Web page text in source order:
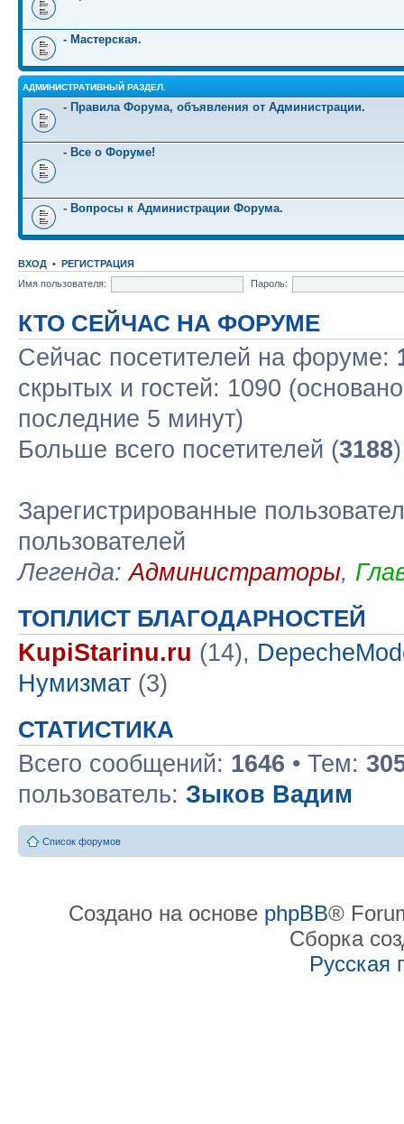
- Мастерская.
АДМИНИСТРАТИВНЫЙ РАЗДЕЛ.
- Правила Форума, объявления от Администрации.
- Все о Форуме!
- Вопросы к Администрации Форума.
ВХОД • РЕГИСТРАЦИЯ
Имя пользователя:
Пароль:
КТО СЕЙЧАС НА ФОРУМЕ
Сейчас посетителей на форуме:
скрытых и гостей: 1090
последние 5 минут)
Больше всего посетителей (3188
Зарегистрированные
пользователей
Легенда:Администраторы,
ТОПЛИСТ БЛАГОДАРНОСТЕЙ
KupiStarinu.ru (14),
Нумизмат (3)
СТАТИСТИКА
Всего сообщений: 1646 • Тем:
пользователь: Зыков Вадим
Список форумов
Создано на основе phpBB®
Сборка
Русская